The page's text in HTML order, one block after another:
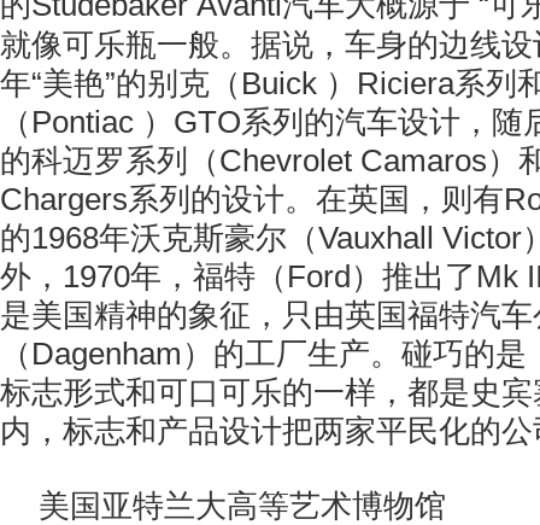
就像可乐瓶一般。据说，车身的边线
年“美艳”的别克（Buick ）Riciera系列
（Pontiac ）GTO系列的汽车设计，
的科迈罗系列（Chevrolet Camaros）
Chargers系列的设计。在英国，则有
的1968年沃克斯豪尔（Vauxhall Victor
外，1970年，福特（Ford）推出了Mk
是美国精神的象征，只由英国福特汽
（Dagenham）的工厂生产。碰巧的
标志形式和可口可乐的一样，都是史
内，标志和产品设计把两家平民化的
美国亚特兰大高等艺术博物馆